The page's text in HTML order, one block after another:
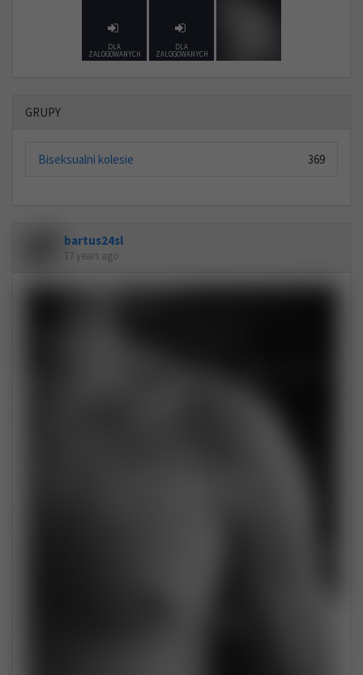
DLA
ZALOGOWANYCH
DLA
ZALOGOWANYCH
GRUPY
Biseksualni kolesie 369
bartus24sl
17 years ago